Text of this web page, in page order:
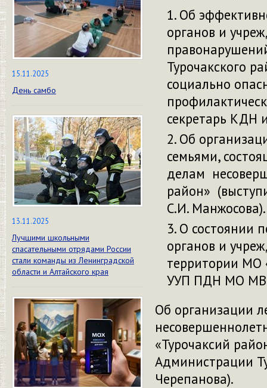
15.11.2025
День самбо
13.11.2025
Лучшими школьными
спасательными отрядами России
стали команды из Ленинградской
области и Алтайского края
Об
органов и
Турочакского
социально
секретарь КДН
Об
семьями,
делам
район»
С.И. Манжосова).
О состоянии
органов и
территории МО
УУП ПДН МО МВД
Об организации
«Турочаксий
Администрации
Черепанова).